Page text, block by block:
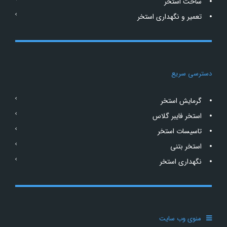
تعمیر و نگهداری استخر
دسترسی سریع
گرمایش استخر
استخر فایبر گلاس
تاسیسات استخر
استخر بتنی
نگهداری استخر
منوی وب سایت